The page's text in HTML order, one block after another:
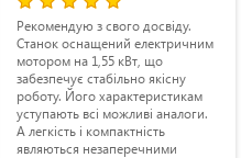
Рекомендую з свого досвіду.
Станок оснащений електричним
мотором на 1,55 кВт, що
забезпечує стабільно якісну
роботу. Його характеристикам
уступають всі можливі аналоги.
А легкість і компактність
являються незаперечними